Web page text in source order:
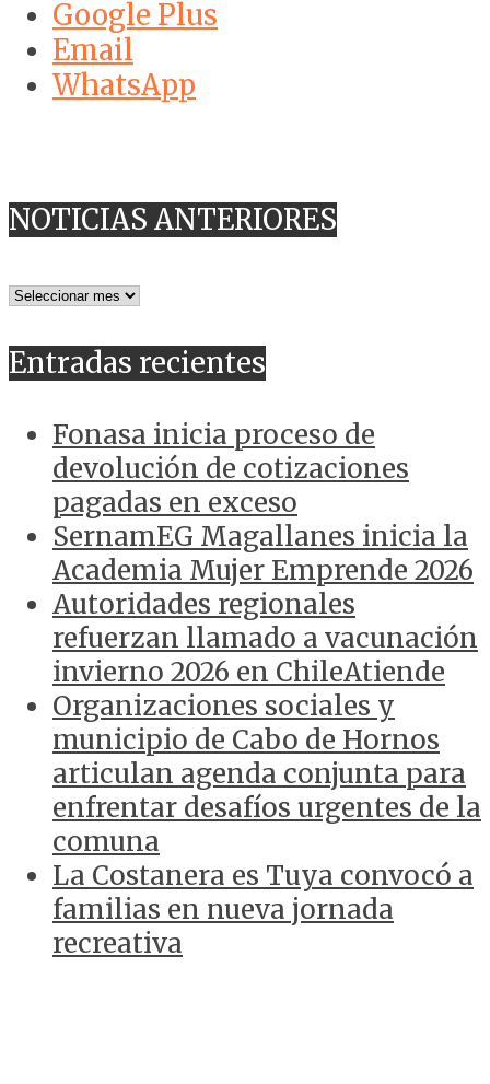
Google Plus
Email
WhatsApp
NOTICIAS ANTERIORES
NOTICIAS
Entradas recientes
Fonasa inicia proceso de
devolución de cotizaciones
pagadas en exceso
SernamEG Magallanes inicia la
Academia Mujer Emprende 2026
Autoridades regionales
refuerzan llamado a vacunación
invierno 2026 en ChileAtiende
Organizaciones sociales y
municipio de Cabo de Hornos
articulan agenda conjunta para
enfrentar desafíos urgentes de la
comuna
La Costanera es Tuya convocó a
familias en nueva jornada
recreativa